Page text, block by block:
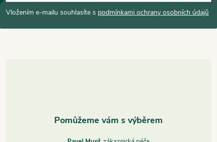
pVložením e-mailu souhlasíte s podmínkami ochrany osobních údajů